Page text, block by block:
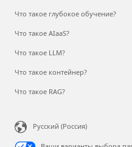
Что такое глубокое обучение?
Что такое AIaaS?
Что такое LLM?
Что такое контейнер?
Что такое RAG?
Русский (Россия)